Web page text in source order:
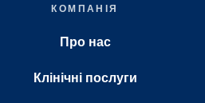
КОМПАНІЯ
Про нас
Клінічні послуги